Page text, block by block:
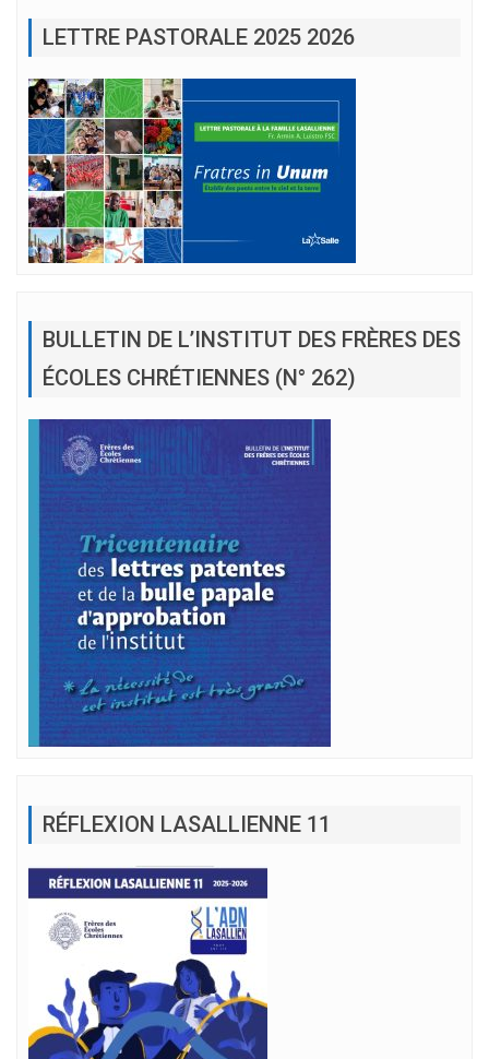
LETTRE PASTORALE 2025 2026
BULLETIN DE L’INSTITUT DES FRÈRES DES
ÉCOLES CHRÉTIENNES (N° 262)
RÉFLEXION LASALLIENNE 11